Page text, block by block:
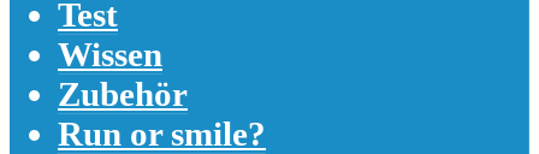
Test
Wissen
Zubehör
Run or smile?